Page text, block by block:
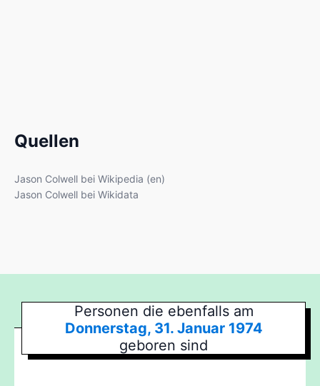
Quellen
Jason Colwell bei Wikipedia (en)
Jason Colwell bei Wikidata
Personen die ebenfalls am
Donnerstag, 31. Januar 1974
geboren sind